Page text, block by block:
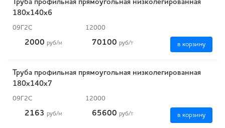
Труба профильная прямоугольная низколегированная
180х140х6
09Г2С 12000
2000 руб/м 70100 руб/т в корзину
Труба профильная прямоугольная низколегированная
180х140х7
09Г2С 12000
2163 руб/м 65600 руб/т в корзину